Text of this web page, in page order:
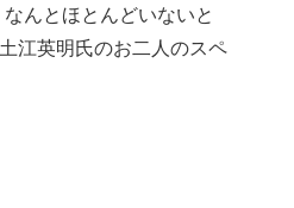
んとほとんどいないと
江英明氏のお二人のスペ